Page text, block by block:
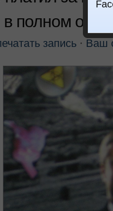
в полном
запись ⋅ Ваш